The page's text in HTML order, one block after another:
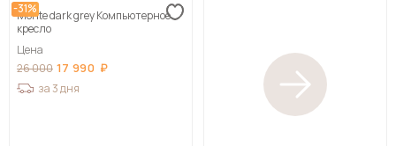
-31%
Monte dark grey Компьютерное
кресло
Цена
26 000 17 990
за 3 дня